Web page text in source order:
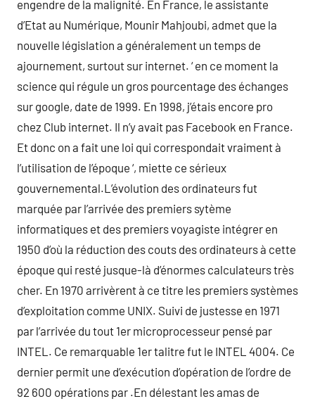
engendre de la malignité. En France, le assistante
d’Etat au Numérique, Mounir Mahjoubi, admet que la
nouvelle législation a généralement un temps de
ajournement, surtout sur internet. ‘ en ce moment la
science qui régule un gros pourcentage des échanges
sur google, date de 1999. En 1998, j’étais encore pro
chez Club internet. Il n’y avait pas Facebook en France.
Et donc on a fait une loi qui correspondait vraiment à
l’utilisation de l’époque ‘, miette ce sérieux
gouvernemental.L’évolution des ordinateurs fut
marquée par l’arrivée des premiers sytème
informatiques et des premiers voyagiste intégrer en
1950 d’où la réduction des couts des ordinateurs à cette
époque qui resté jusque-là d’énormes calculateurs très
cher. En 1970 arrivèrent à ce titre les premiers systèmes
d’exploitation comme UNIX. Suivi de justesse en 1971
par l’arrivée du tout 1er microprocesseur pensé par
INTEL. Ce remarquable 1er talitre fut le INTEL 4004. Ce
dernier permit une d’exécution d’opération de l’ordre de
92 600 opérations par .En délestant les amas de